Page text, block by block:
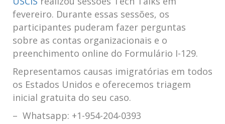
fevereiro. Durante essas sessões, os
participantes puderam fazer perguntas
sobre as contas organizacionais e o
preenchimento online do Formulário I-129.
Representamos causas imigratórias em todos
os Estados Unidos e oferecemos triagem
inicial gratuita do seu caso.
– Whatsapp: +1-954-204-0393